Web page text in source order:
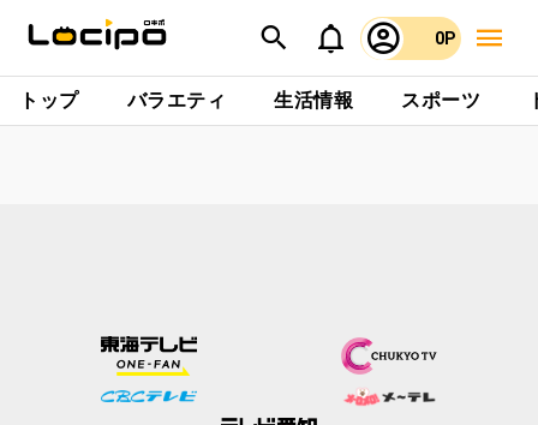
0P
トップ バラエティ 生活情報 スポーツ